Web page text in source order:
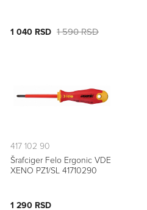
1 040 RSD 1 590 RSD
417 102 90
Šrafciger Felo Ergonic VDE
XENO PZ1/SL 41710290
1 290 RSD